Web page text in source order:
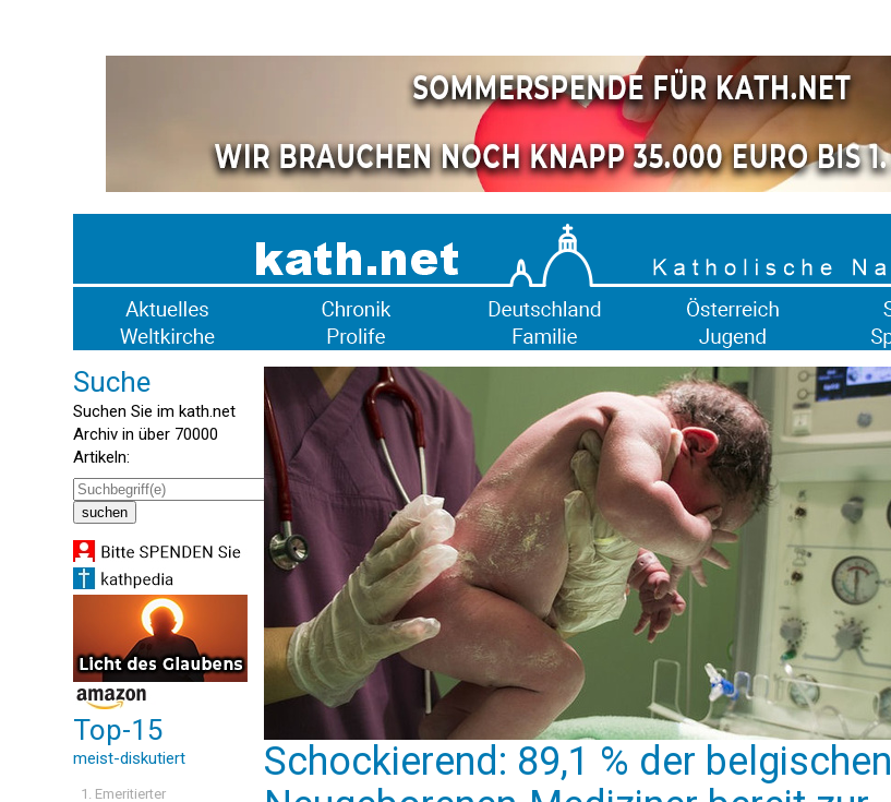
Suche
Suchen Sie im kath.net
Archiv in über 70000
Artikeln:
Top-15
meist-diskutiert
Emeritierter
Schockierend: 89,1 % der belgischen